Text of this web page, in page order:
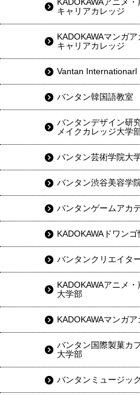
キャリアカレッジ
KADOKAWAマンガ
キャリアカレッジ
Vantan Internationarl
バンタン韓国語教室
バンタンデザイン研
メイクカレッジ大学
バンタン芸術学院大
バンタン渋谷美容学
バンタンゲームアカ
KADOKAWAドワン
バンタンクリエイタ
KADOKAWAアニメ
大学部
KADOKAWAマンガ
バンタン国際製菓カ
大学部
バンタンミュージッ